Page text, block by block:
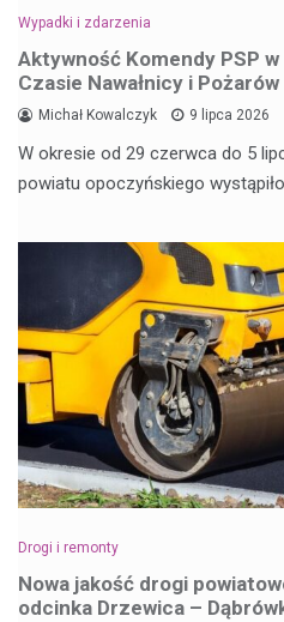
Wypadki i zdarzenia
Aktywność Komendy PSP
Czasie Nawałnicy i Pożarów
Michał Kowalczyk 9 lipca 2026
W okresie od 29 czerwca do 5
powiatu opoczyńskiego
Drogi i remonty
Nowa jakość drogi
odcinka Drzewica –